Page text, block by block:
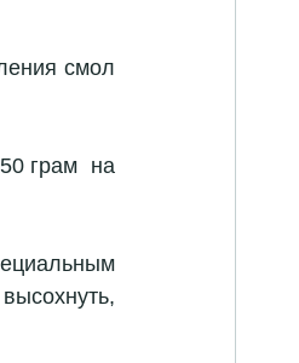
смол
грам  на